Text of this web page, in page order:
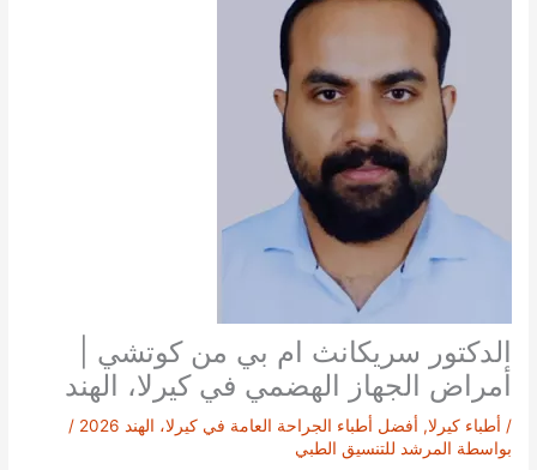
الدكتور سريكانث ام بي من كوتشي |
أمراض الجهاز الهضمي في كيرلا، الهند
/ أطباء كيرلا, أفضل أطباء الجراحة العامة في كيرلا، الهند 2026
/
بواسطة المرشد للتنسيق الطبي